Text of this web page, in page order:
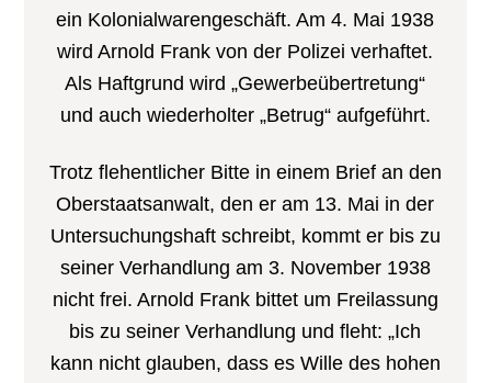
ein Kolonialwarengeschäft. Am 4. Mai 1938
wird Arnold Frank von der Polizei verhaftet.
Als Haftgrund wird „Gewerbeübertretung“
und auch wiederholter „Betrug“ aufgeführt.
Trotz flehentlicher Bitte in einem Brief an den
Oberstaatsanwalt, den er am 13. Mai in der
Untersuchungshaft schreibt, kommt er bis zu
seiner Verhandlung am 3. November 1938
nicht frei. Arnold Frank bittet um Freilassung
bis zu seiner Verhandlung und fleht: „Ich
kann nicht glauben, dass es Wille des hohen